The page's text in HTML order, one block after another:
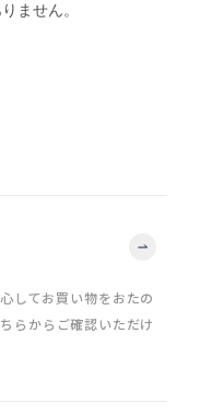
ません。
してお買い物をおたの
らからご確認いただけ